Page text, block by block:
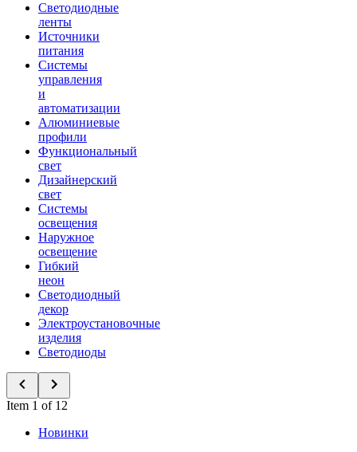
Светодиодные
ленты
Источники
питания
Системы
управления
и
автоматизации
Алюминиевые
профили
Функциональный
свет
Дизайнерский
свет
Системы
освещения
Наружное
освещение
Гибкий
неон
Светодиодный
декор
Электроустановочные
изделия
Светодиоды
Item 1 of 12
Новинки